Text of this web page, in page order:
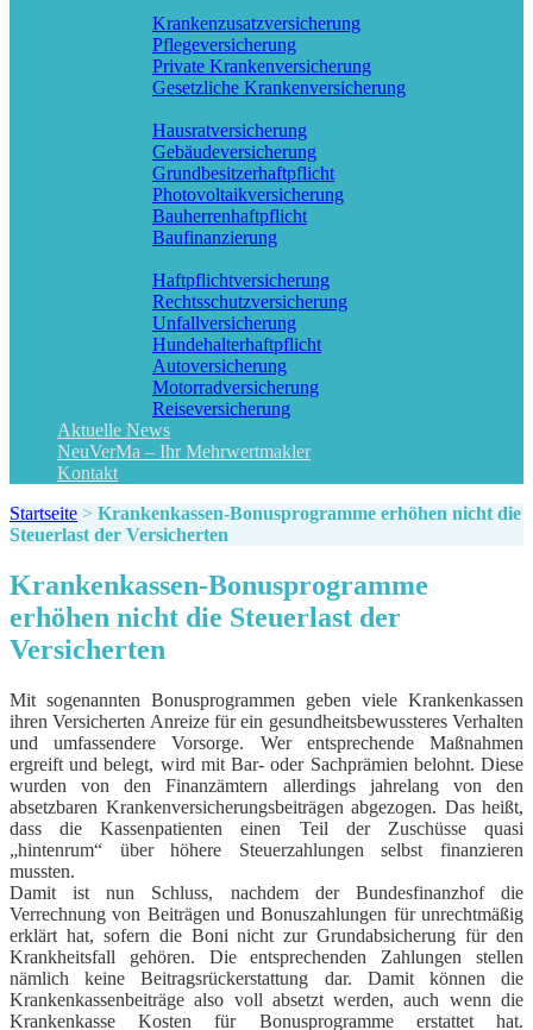
Krankenzusatzversicherung
Pflegeversicherung
Private Krankenversicherung
Gesetzliche Krankenversicherung
Hausratversicherung
Gebäudeversicherung
Grundbesitzerhaftpflicht
Photovoltaikversicherung
Bauherrenhaftpflicht
Baufinanzierung
Haftpflichtversicherung
Rechtsschutzversicherung
Unfallversicherung
Hundehalterhaftpflicht
Autoversicherung
Motorradversicherung
Reiseversicherung
Aktuelle News
NeuVerMa – Ihr Mehrwertmakler
Kontakt
Startseite > Krankenkassen-Bonusprogramme erhöhen nicht die
Steuerlast der Versicherten
Krankenkassen-Bonusprogramme
erhöhen nicht die Steuerlast der
Versicherten
Mit sogenannten Bonusprogrammen geben viele Krankenkassen
ihren Versicherten Anreize für ein gesundheitsbewussteres Verhalten
und umfassendere Vorsorge. Wer entsprechende Maßnahmen
ergreift und belegt, wird mit Bar- oder Sachprämien belohnt. Diese
wurden von den Finanzämtern allerdings jahrelang von den
absetzbaren Krankenversicherungsbeiträgen abgezogen. Das heißt,
dass die Kassenpatienten einen Teil der Zuschüsse quasi
„hintenrum“ über höhere Steuerzahlungen selbst finanzieren
mussten.
Damit ist nun Schluss, nachdem der Bundesfinanzhof die
Verrechnung von Beiträgen und Bonuszahlungen für unrechtmäßig
erklärt hat, sofern die Boni nicht zur Grundabsicherung für den
Krankheitsfall gehören. Die entsprechenden Zahlungen stellen
nämlich keine Beitragsrückerstattung dar. Damit können die
Krankenkassenbeiträge also voll absetzt werden, auch wenn die
Krankenkasse Kosten für Bonusprogramme erstattet hat.